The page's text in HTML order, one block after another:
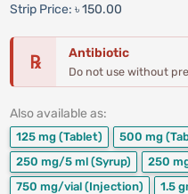
Strip Price: ৳ 150.00
℞ Antibiotic
Do not use without
Also available as:
125 mg (Tablet) 500 mg
250 mg/5 ml (Syrup) 250
750 mg/vial (Injection) 1.5